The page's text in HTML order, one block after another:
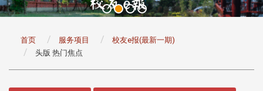
首页 服务项目
校友e报(最新一期)
头版 热门焦点